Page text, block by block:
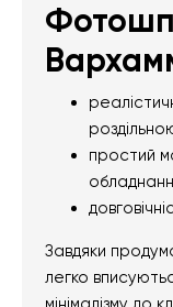
простий
Завдяки
легко